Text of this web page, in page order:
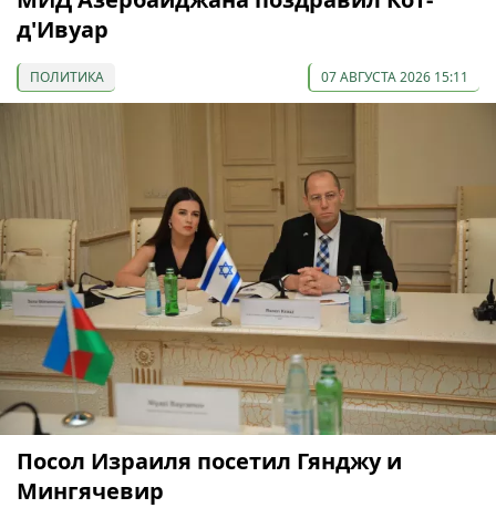
д'Ивуар
ПОЛИТИКА 07 АВГУСТА 2026 15:11
Посол Израиля посетил Гянджу и
Мингячевир